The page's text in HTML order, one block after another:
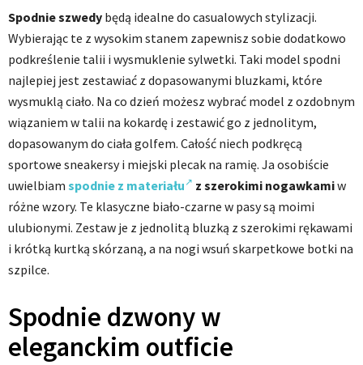
Spodnie szwedy będą idealne do casualowych stylizacji.
Wybierając te z wysokim stanem zapewnisz sobie dodatkowo
podkreślenie talii i wysmuklenie sylwetki. Taki model spodni
najlepiej jest zestawiać z dopasowanymi bluzkami, które
wysmuklą ciało. Na co dzień możesz wybrać model z ozdobnym
wiązaniem w talii na kokardę i zestawić go z jednolitym,
dopasowanym do ciała golfem. Całość niech podkręcą
sportowe sneakersy i miejski plecak na ramię. Ja osobiście
uwielbiam spodnie z materiału z szerokimi nogawkamiw
różne wzory. Te klasyczne biało-czarne w pasy są moimi
ulubionymi. Zestaw je z jednolitą bluzką z szerokimi rękawami
i krótką kurtką skórzaną, a na nogi wsuń skarpetkowe botki na
szpilce.
Spodnie dzwony w
eleganckim outficie